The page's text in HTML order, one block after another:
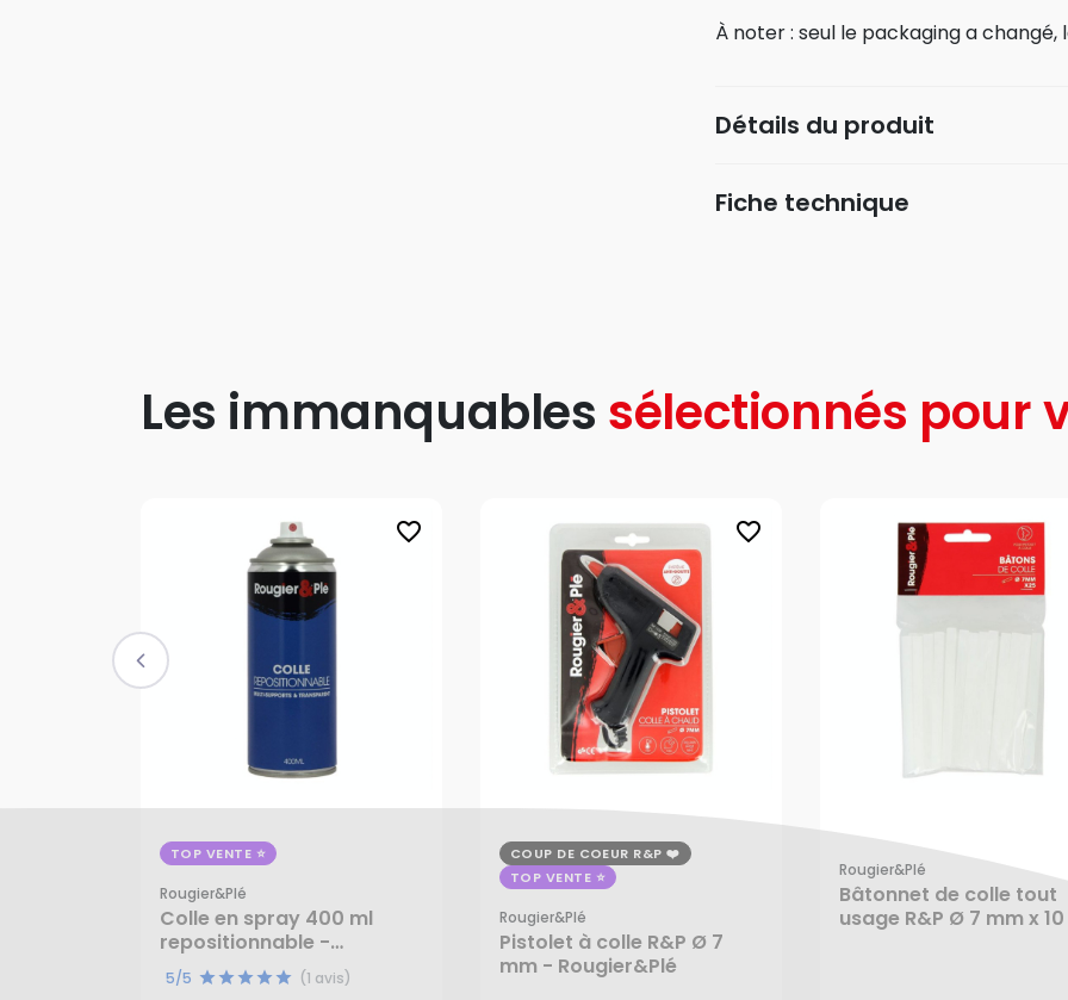
À noter : seul le packaging a
Détails du produit
Fiche technique
Les immanquables sélectionnés pour
favorite_border
TOP VENTE
Rougier&plé
Colle en spray 400 ml
repositionnable -
Rougier&Plé
5/5 (1 avis)
15,95 €
favorite_border
COUP DE COEUR R&P
TOP VENTE
Rougier&plé
Pistolet à colle R&P Ø 7
mm - Rougier&Plé
8,75 €
Rougier&plé
Bâtonnet de colle tout
usage R&P Ø 7 mm x 10